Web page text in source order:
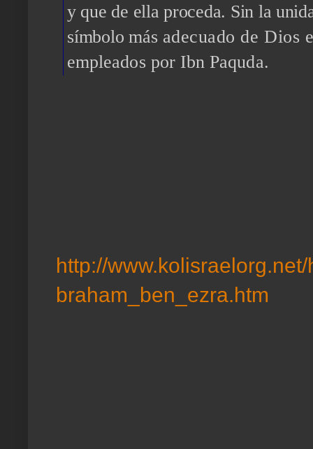
y que de ella proceda. Sin la
símbolo más adecuado de Dios
empleados por Ibn Paquda.
http://
braham_ben_ezra.htm